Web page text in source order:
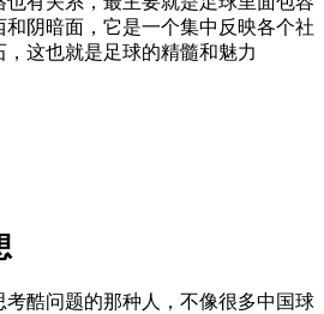
阴暗面，它是一个集中反映各个社
这也就是足球的精髓和魅力
考酷问题的那种人，不像很多中国球